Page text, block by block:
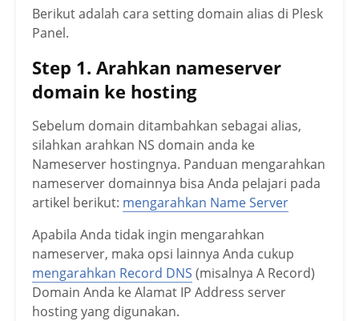
Berikut adalah cara setting domain alias di Plesk
Panel.
Step 1. Arahkan nameserver
domain ke hosting
Sebelum domain ditambahkan sebagai alias,
silahkan arahkan NS domain anda ke
Nameserver hostingnya. Panduan mengarahkan
nameserver domainnya bisa Anda pelajari pada
artikel berikut: mengarahkan Name Server
Apabila Anda tidak ingin mengarahkan
nameserver, maka opsi lainnya Anda cukup
mengarahkan Record DNS (misalnya A Record)
Domain Anda ke Alamat IP Address server
hosting yang digunakan.